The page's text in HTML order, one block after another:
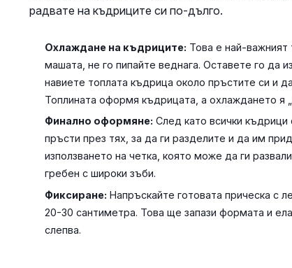
радвате на къдриците си по-дълго.
Охлаждане на къдриците: Това е най-важният
машата, не го пипайте веднага. Оставете го да
навиете топлата къдрица около пръстите си и
Топлината оформя къдрицата, а охлаждането я
Финално оформяне: След като всички
пръсти през тях, за да ги разделите и да им
използването на четка, която може да ги
гребен с широки зъби.
Фиксиране: Напръскайте готовата прическа с
20-30 сантиметра. Това ще запази формата и
слепва.